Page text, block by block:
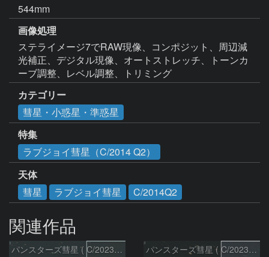
544mm
画像処理
ステライメージ7でRAW現像、コンポジット、周辺減
光補正、デジタル現像、オートストレッチ、トーンカ
ーブ調整、レベル調整、トリミング
カテゴリー
彗星・小惑星・準惑星
特集
ラブジョイ彗星（C/2014 Q2）
天体
彗星
ラブジョイ彗星 C/2014Q2
関連作品
パンスターズ彗星 ( C/2023R1 )：2026/07/09 パンスターズ彗星 ( C/2023R1 ) ：2026/07/08